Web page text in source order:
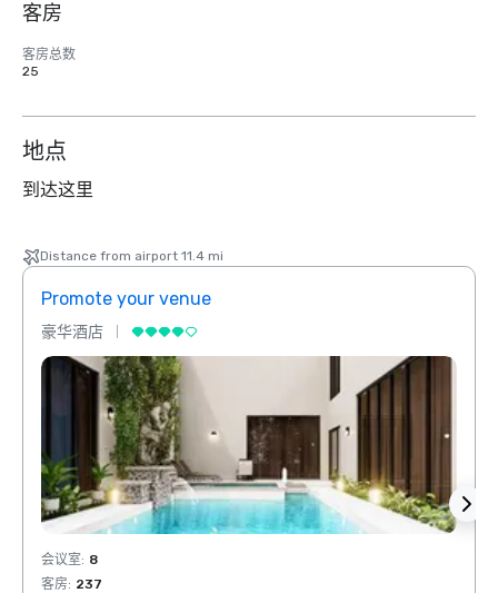
客房
客房总数
25
地点
到达这里
Distance from airport 11.4 mi
Promote your venue
豪华酒店
会议室: 8
客房: 237